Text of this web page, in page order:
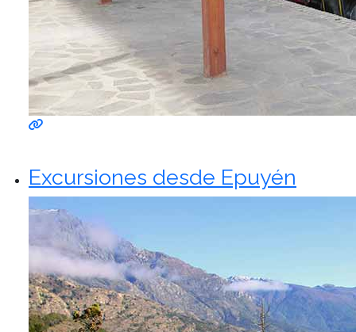
Excursiones desde Epuyén